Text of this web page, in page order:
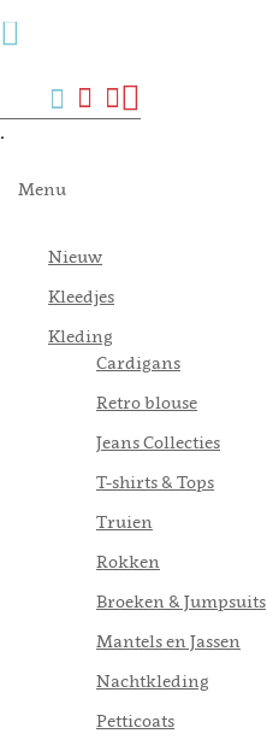
Verlanglijst
Mijn
account
Zoek
.
Menu
Nieuw
Kleedjes
Kleding
Cardigans
Retro blouse
Jeans Collecties
T-shirts & Tops
Truien
Rokken
Broeken & Jumpsuits
Mantels en Jassen
Nachtkleding
Petticoats